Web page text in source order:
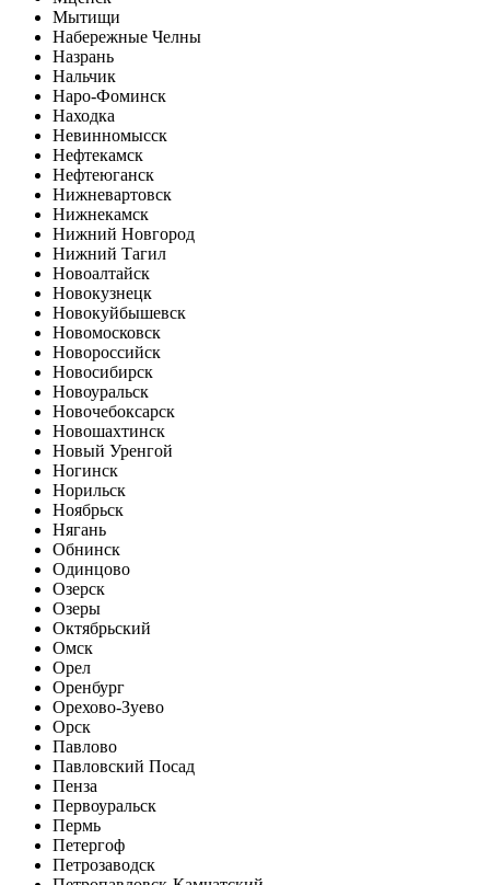
Мытищи
Набережные Челны
Назрань
Нальчик
Наро-Фоминск
Находка
Невинномысск
Нефтекамск
Нефтеюганск
Нижневартовск
Нижнекамск
Нижний Новгород
Нижний Тагил
Новоалтайск
Новокузнецк
Новокуйбышевск
Новомосковск
Новороссийск
Новосибирск
Новоуральск
Новочебоксарск
Новошахтинск
Новый Уренгой
Ногинск
Норильск
Ноябрьск
Нягань
Обнинск
Одинцово
Озерск
Озеры
Октябрьский
Омск
Орел
Оренбург
Орехово-Зуево
Орск
Павлово
Павловский Посад
Пенза
Первоуральск
Пермь
Петергоф
Петрозаводск